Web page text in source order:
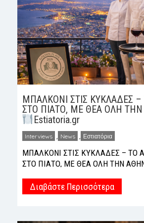
ΜΠΑΛΚΟΝΙ ΣΤΙΣ ΚΥΚΛΑΔΕΣ –
ΣΤΟ ΠΙΑΤΟ, ΜΕ ΘΕΑ ΟΛΗ
Estiatoria.gr
Interviews News Εστιατόρια
ΜΠΑΛΚΟΝΙ ΣΤΙΣ ΚΥΚΛΑΔΕΣ – ΤΟ
ΣΤΟ ΠΙΑΤΟ, ΜΕ ΘΕΑ ΟΛΗ ΤΗΝ
σημεία της Αθήνας, το εστιατόριο
ΜΠΑΛΚΟΝΙ ΣΤΙΣ ΚΥΚΛΑΔΕΣ, στον
Διαβάστε Περισσότερα